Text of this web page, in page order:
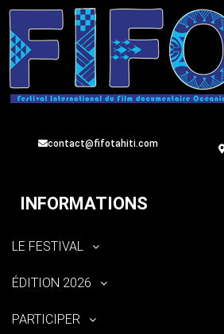
contact@fifotahiti.com
INFORMATIONS
LE FESTIVAL
ÉDITION 2026
PARTICIPER